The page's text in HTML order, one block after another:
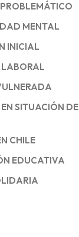
MENTAL
INICIAL
SITUACIÓN DE
CHILE
EDUCATIVA